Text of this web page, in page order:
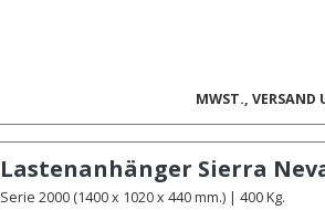
MWST., VERSAND
Lastenanhänger Sierra
Serie 2000 (1400 x 1020 x 440 mm.) | 400 Kg.